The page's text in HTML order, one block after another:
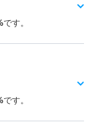
です。
です。